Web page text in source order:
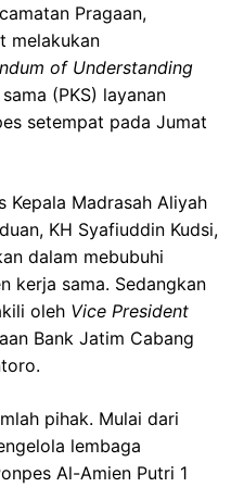
Pragaan,
melakukan
of Understanding
(PKS) layanan
setempat pada Jumat
Kepala Madrasah Aliyah
KH Syafiuddin Kudsi,
dalam mebubuhi
kerja sama. Sedangkan
oleh Vice President
Bank Jatim Cabang
pihak. Mulai dari
lembaga
Al-Amien Putri 1